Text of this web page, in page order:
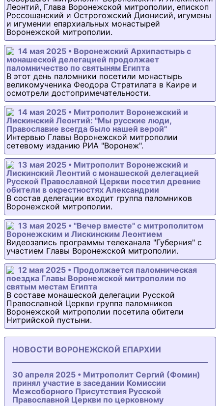
Леонтий, Глава Воронежской митрополии, епископ
Россошанский и Острогожский Дионисий, игумены
и игумении епархиальных монастырей
Воронежской митрополии.
14 мая 2025 • Воронежский Архипастырь с
монашеской делегацией продолжает
паломничество по святыням Египта
В этот день паломники посетили монастырь
великомученика Феодора Стратилата в Каире и
осмотрели достопримечательности.
14 мая 2025 • Митрополит Воронежский и
Лискинский Леонтий: "Мы русские люди,
Православие всегда было нашей верой"
Интервью Главы Воронежской митрополии
сетевому изданию РИА "Воронеж".
13 мая 2025 • Митрополит Воронежский и
Лискинский Леонтий с монашеской делегацией
Русской Православной Церкви посетил древние
обители в окрестностях Александрии
В состав делегации входит группа паломников
Воронежской митрополии.
13 мая 2025 • "Вечер вместе" с митрополитом
Воронежским и Лискинским Леонтием
Видеозапись программы телеканала "Губерния" с
участием Главы Воронежской митрополии.
12 мая 2025 • Продолжается паломническая
поездка Главы Воронежской митрополии по
святым местам Египта
В составе монашеской делегации Русской
Православной Церкви группа паломников
Воронежской митрополии посетила обители
Нитрийской пустыни.
НОВОСТИ ВОРОНЕЖСКОЙ ЕПАРХИИ
30 апреля 2025 • Митрополит Сергий (Фомин)
принял участие в заседании Комиссии
Межсоборного Присутствия Русской
Православной Церкви по церковному